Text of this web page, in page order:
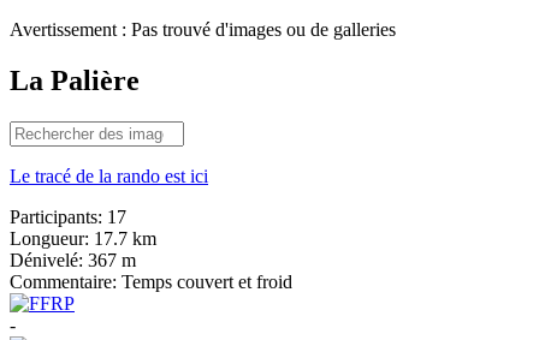
Avertissement : Pas trouvé d'images ou de galleries
La Palière
Le tracé de la rando est ici
Participants: 17
Longueur: 17.7 km
Dénivelé: 367 m
Commentaire: Temps couvert et froid
-